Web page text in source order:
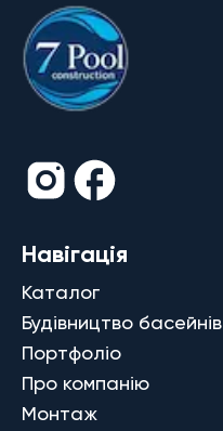
Навігація
Каталог
Будівництво басейнів
Портфоліо
Про компанію
Монтаж